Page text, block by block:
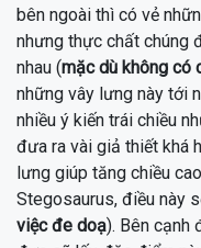
bên ngoài thì có vẻ
nhưng thực chất chúng
nhau (mặc dù không có
những vây lưng này tới
nhiều ý kiến trái chiều
đưa ra vài giả thiết khá
lưng giúp tăng chiều
Stegosaurus, điều này
việc đe doạ). Bên cạnh